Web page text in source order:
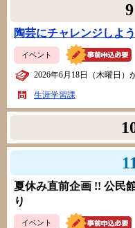
9
陶芸にチャレンジしよう
イベント
2026年6月18日（木曜日）
生涯学習課
夏休み直前企画 !! 公民
り
イベント